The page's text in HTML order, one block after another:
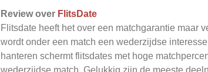
Review over FlitsDate
Flitsdate heeft het over een matchgarantie maar
wordt onder een match een wederzijdse
hanteren schermt flitsdates met hoge
wederzijdse match. Gelukkig zijn de meeste